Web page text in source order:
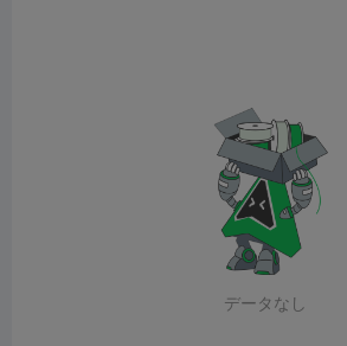
データなし